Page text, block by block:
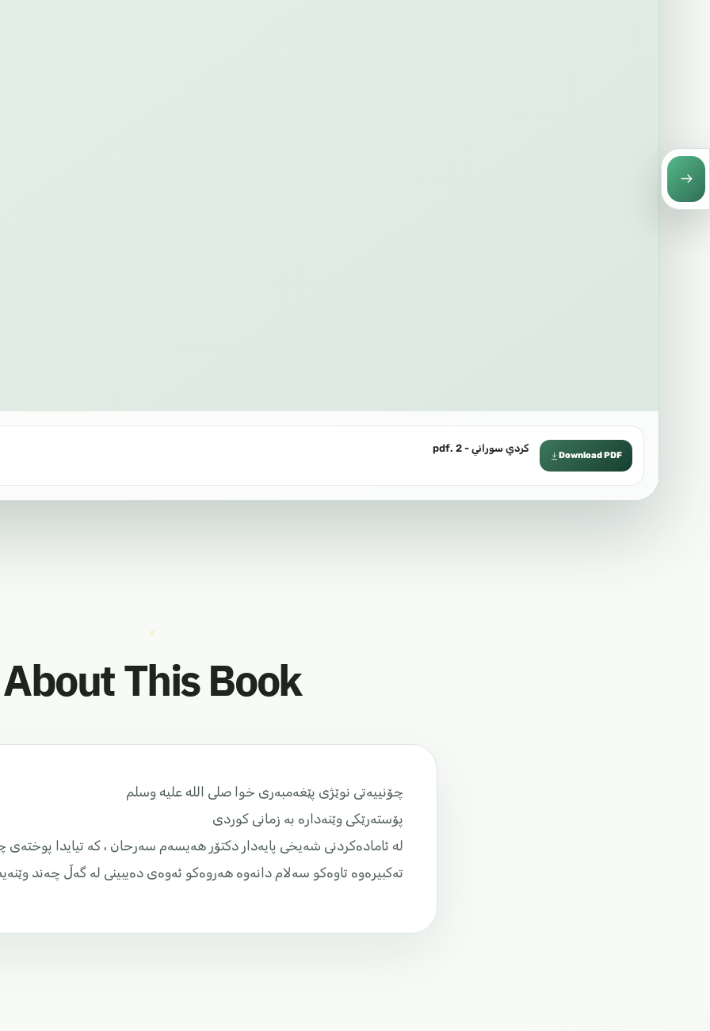
كردي سوراني - 2 .pdf
Download PDF
About This Book
چۆنییەتی نوێژی پێغەمبەری خوا صلی الله علیه وسلم
پۆستەرێکی وێنەدارە بە زمانی کوردی
له ئامادەکردنی شەیخی پایەدار دکتۆر هەیسەم سەرحان ، کە تیایدا
تەکبیرەوە تاوەکو سەلام دانەوە هەروەکو ئەوەی دەیبینی لە گەڵ چەند